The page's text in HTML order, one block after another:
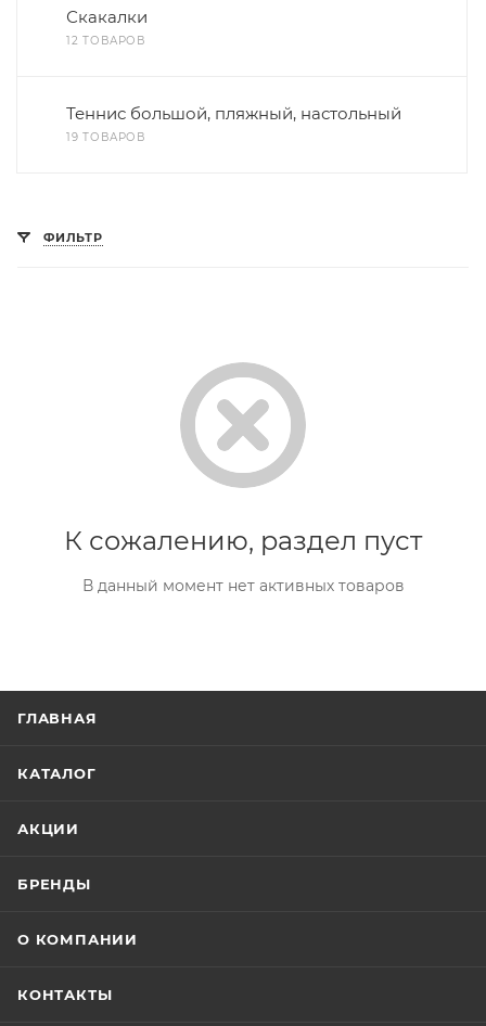
Скакалки
12 ТОВАРОВ
Теннис большой, пляжный, настольный
19 ТОВАРОВ
ФИЛЬТР
К сожалению, раздел пуст
В данный момент нет активных товаров
ГЛАВНАЯ
КАТАЛОГ
АКЦИИ
БРЕНДЫ
О КОМПАНИИ
КОНТАКТЫ